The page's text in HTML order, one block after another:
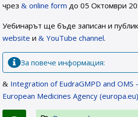
чрез
online form до 05 Октомври
Уебинарът ще бъде записан и
website и YouTube channel.
За повече информация:
Integration of EudraGMPD and
European Medicines Agency (europa.eu)